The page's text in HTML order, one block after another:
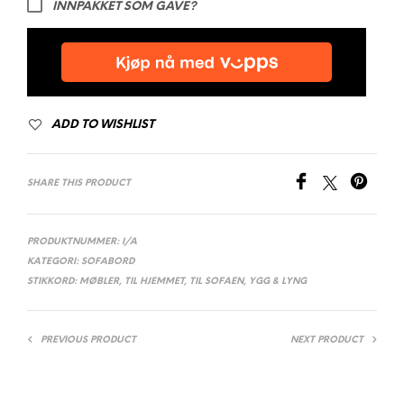
INNPAKKET SOM GAVE?
ADD TO WISHLIST
SHARE THIS PRODUCT
PRODUKTNUMMER: I/A
KATEGORI: SOFABORD
STIKKORD: MØBLER, TIL HJEMMET, TIL SOFAEN, YGG & LYNG
PREVIOUS PRODUCT NEXT PRODUCT